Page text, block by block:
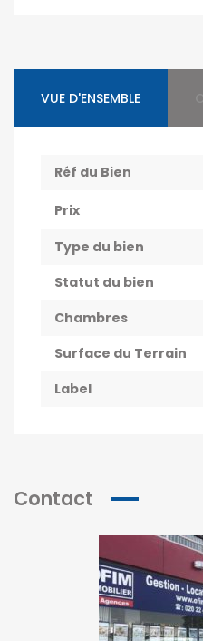
VUE D'ENSEMBLE
Réf du Bien
Prix
Type du bien
Statut du bien
Chambres
Surface du Terrain
Label
Contact